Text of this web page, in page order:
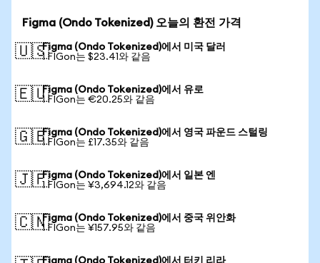
Figma (Ondo Tokenized) 오늘의 환전 가격
🇺🇸Figma (Ondo Tokenized)에서 미국 달러
1 FIGon는 $23.41와 같음
🇪🇺Figma (Ondo Tokenized)에서 유로
1 FIGon는 €20.25와 같음
🇬🇧Figma (Ondo Tokenized)에서 영국 파운드 스털링
1 FIGon는 £17.35와 같음
🇯🇵Figma (Ondo Tokenized)에서 일본 엔
1 FIGon는 ¥3,694.12와 같음
🇨🇳Figma (Ondo Tokenized)에서 중국 위안화
1 FIGon는 ¥157.95와 같음
Figma (Ondo Tokenized)에서 터키 리라